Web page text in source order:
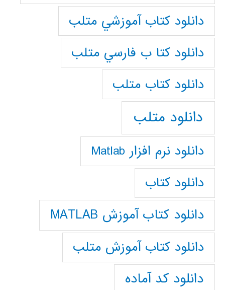
دانلود كتاب آموزشي متلب
دانلود كتا ب فارسي متلب
دانلود كتاب متلب
دانلود متلب
دانلود نرم افزار Matlab
دانلود کتاب
دانلود کتاب آموزش MATLAB
دانلود کتاب آموزش متلب
دانلود کد آماده